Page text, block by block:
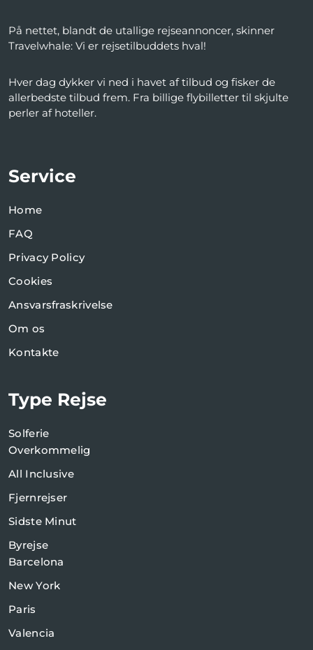
På nettet, blandt de utallige rejseannoncer, skinner
Travelwhale: Vi er rejsetilbuddets hval!
Hver dag dykker vi ned i havet af tilbud og fisker de
allerbedste tilbud frem. Fra billige flybilletter til skjulte
perler af hoteller.
Service
Home
FAQ
Privacy Policy
Cookies
Ansvarsfraskrivelse
Om os
Kontakte
Type Rejse
Solferie
Overkommelig
All Inclusive
Fjernrejser
Sidste Minut
Byrejse
Barcelona
New York
Paris
Valencia